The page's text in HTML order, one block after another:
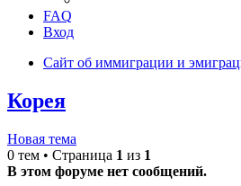
FAQ
Вход
Сайт об иммиграции и
Корея
Новая тема
0 тем • Страница 1 из 1
В этом форуме нет сообщений.